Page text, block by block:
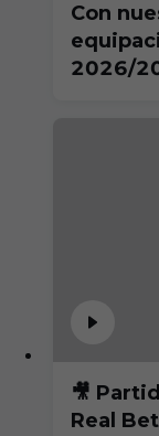
Con
2026/
🎥 Partido amistoso pretemporada
Real